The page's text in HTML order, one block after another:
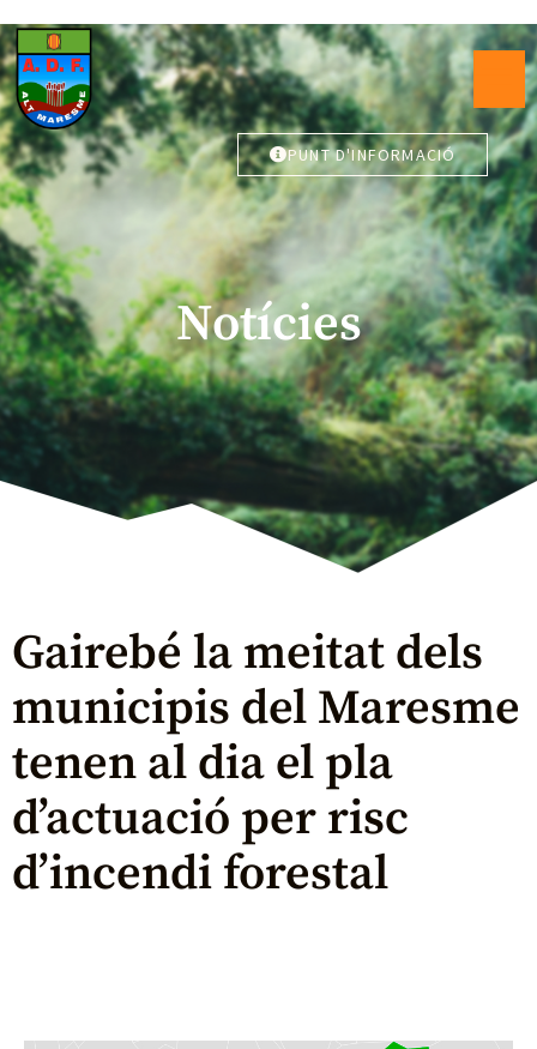
PUNT D'INFORMACIÓ
Notícies
Gairebé la meitat dels
municipis del Maresme
tenen al dia el pla
d’actuació per risc
d’incendi forestal